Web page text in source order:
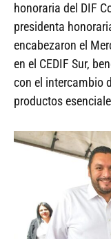
honoraria del DIF
presidenta
encabezaron el
en el CEDIF Sur,
con el intercambio
productos